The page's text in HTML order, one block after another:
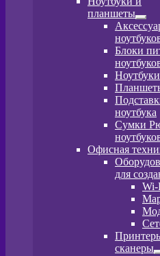
планшеты
Блоки
Ноутбуки
ноутбука
Сумки
Офисная
для
Wi-
сканеры